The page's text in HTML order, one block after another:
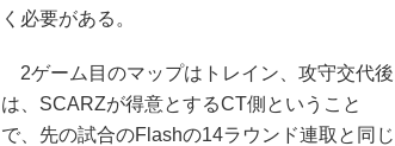
く必要がある。
2ゲーム目のマップはトレイン、攻守交代後
は、SCARZが得意とするCT側ということ
で、先の試合のFlashの14ラウンド連取と同じ